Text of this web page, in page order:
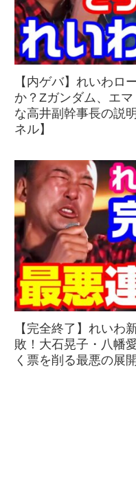
【内ゲバ】れいわロ
か？Zガンダム、エ
な高井副幹事長の説
ネル】
【完全終了】れいわ
敗！大石晃子・八幡
く票を削る最悪の展